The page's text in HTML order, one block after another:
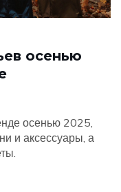
осенью
осенью 2025,
и аксессуары, а